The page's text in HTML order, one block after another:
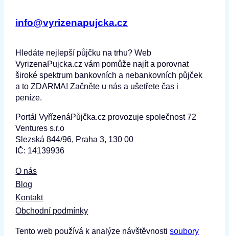
info@vyrizenapujcka.cz
Hledáte nejlepší půjčku na trhu? Web
VyrizenaPujcka.cz vám pomůže najít a porovnat
široké spektrum bankovních a nebankovních půjček
a to ZDARMA! Začněte u nás a ušetřete čas i
peníze.
Portál VyřízenáPůjčka.cz provozuje společnost 72
Ventures s.r.o
Slezská 844/96, Praha 3, 130 00
IČ: 14139936
O nás
Blog
Kontakt
Obchodní podmínky
Tento web používá k analýze návštěvnostisoubory